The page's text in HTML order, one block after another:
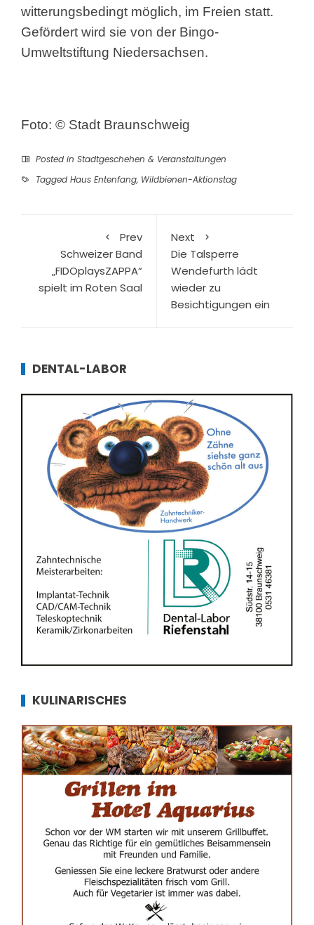
witterungsbedingt möglich, im Freien statt.
Gefördert wird sie von der Bingo-
Umweltstiftung Niedersachsen.
Foto: © Stadt Braunschweig
Posted in Stadtgeschehen & Veranstaltungen
Tagged Haus Entenfang, Wildbienen-Aktionstag
Prev
Schweizer Band
„FIDOplaysZAPPA“
spielt im Roten Saal
Next
Die Talsperre
Wendefurth lädt
wieder zu
Besichtigungen ein
DENTAL-LABOR
KULINARISCHES